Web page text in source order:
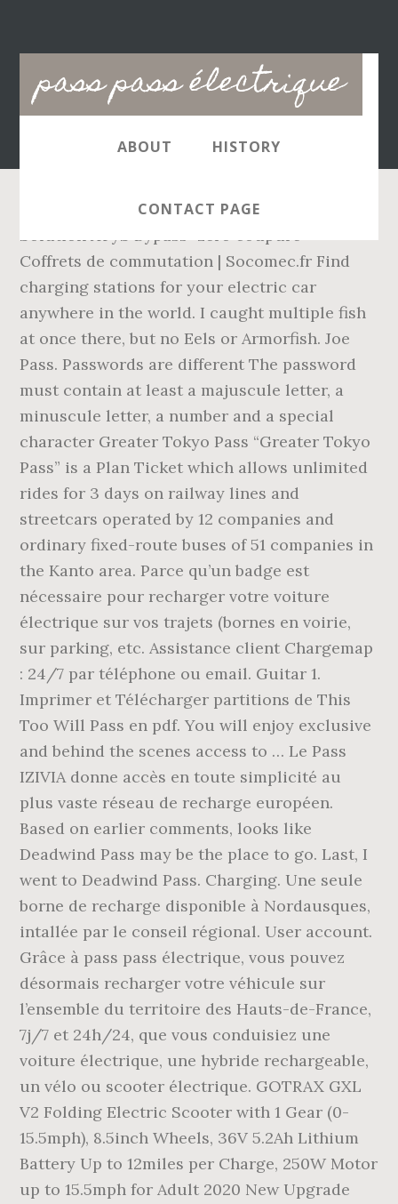
pass pass électrique
Main
navigation
ABOUT HISTORY
CONTACT PAGE
Solution ATyS Bypass "zéro coupure" -
Coffrets de commutation | Socomec.fr Find
charging stations for your electric car
anywhere in the world. I caught multiple fish
at once there, but no Eels or Armorfish. Joe
Pass. Passwords are different The password
must contain at least a majuscule letter, a
minuscule letter, a number and a special
character Greater Tokyo Pass “Greater Tokyo
Pass” is a Plan Ticket which allows unlimited
rides for 3 days on railway lines and
streetcars operated by 12 companies and
ordinary fixed-route buses of 51 companies in
the Kanto area. Parce qu’un badge est
nécessaire pour recharger votre voiture
électrique sur vos trajets (bornes en voirie,
sur parking, etc. Assistance client Chargemap
: 24/7 par téléphone ou email. Guitar 1.
Imprimer et Télécharger partitions de This
Too Will Pass en pdf. You will enjoy exclusive
and behind the scenes access to … Le Pass
IZIVIA donne accès en toute simplicité au
plus vaste réseau de recharge européen.
Based on earlier comments, looks like
Deadwind Pass may be the place to go. Last, I
went to Deadwind Pass. Charging. Une seule
borne de recharge disponible à Nordausques,
intallée par le conseil régional. User account.
Grâce à pass pass électrique, vous pouvez
désormais recharger votre véhicule sur
l’ensemble du territoire des Hauts-de-France,
7j/7 et 24h/24, que vous conduisiez une
voiture électrique, une hybride rechargeable,
un vélo ou scooter électrique. GOTRAX GXL
V2 Folding Electric Scooter with 1 Gear (0-
15.5mph), 8.5inch Wheels, 36V 5.2Ah Lithium
Battery Up to 12miles per Charge, 250W Motor
up to 15.5mph for Adult 2020 New Upgrade